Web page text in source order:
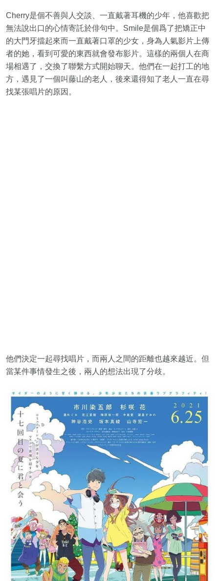
Cherry是個不善與人交談、一直戴著耳機的少年，他喜歡把
無法說出口的心情寄託於俳句中。Smile是個爲了把矯正中
的大門牙擋起來而一直戴著口罩的少女，身為人氣影片上傳
者的她，看到可愛的東西就會發布影片。這樣的兩個人在商
場相遇了，交換了聯繫方式開始聊天。他們在一起打工的地
方，遇見了一個叫藤山的老人，後來還得知了老人一直在尋
找某張唱片的原因。
他們決定一起尋找唱片，而兩人之間的距離也越來越近。但
當某件事情發生之後，兩人的想法出現了分歧。